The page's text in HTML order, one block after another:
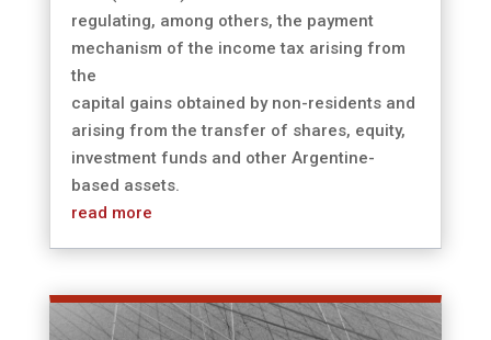
regulating, among others, the payment
mechanism of the income tax arising from
the
capital gains obtained by non-residents and
arising from the transfer of shares, equity,
investment funds and other Argentine-
based assets.
read more